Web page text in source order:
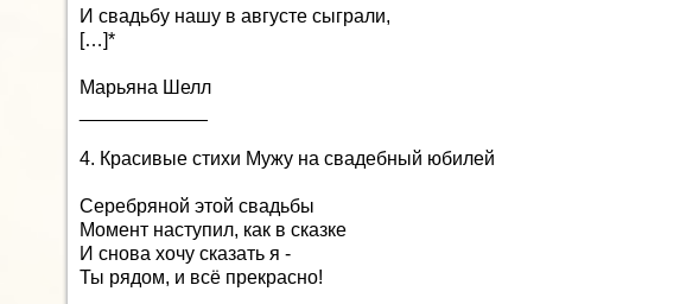
И свадьбу нашу в августе сыграли,
[…]*
Марьяна Шелл
4. Красивые стихи Мужу на свадебный юбилей
Серебряной этой свадьбы
Момент наступил, как в сказке
И снова хочу сказать я -
Ты рядом, и всё прекрасно!